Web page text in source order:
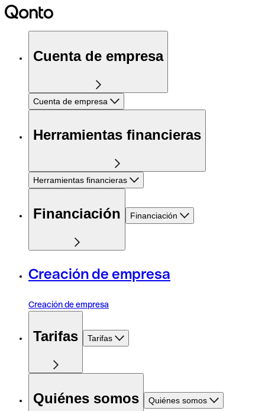
Cuenta de empresa
Cuenta de empresa
Herramientas financieras
Herramientas financieras
Financiación Financiación
Creación de empresa
Creación de empresa
Tarifas Tarifas
Quiénes somos Quiénes somos